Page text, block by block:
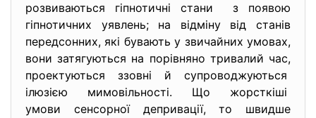
розвиваються гіпнотичні стани з появою
гіпнотичних уявлень; на відміну від станів
передсонних, які бувають у звичайних умовах,
вони затягуються на порівняно тривалий час,
проектуються ззовні й супроводжуються
ілюзією мимовільності. Що жорсткіші
умови сенсорної депривації, то швидше